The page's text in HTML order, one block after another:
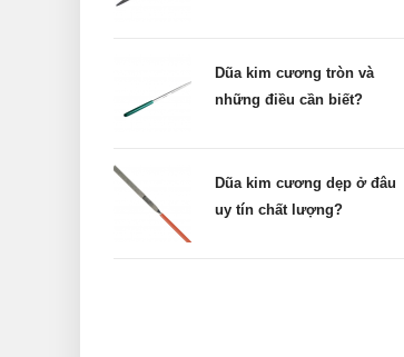
Dũa kim cương tròn và
những điều cần biết?
Dũa kim cương dẹp ở đâu
uy tín chất lượng?